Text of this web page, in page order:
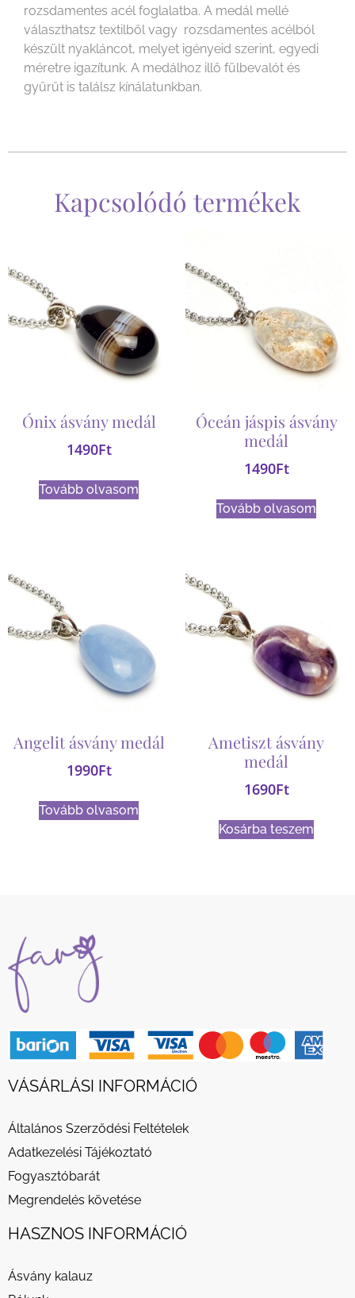
rozsdamentes acél foglalatba. A medál mellé
választhatsz textilből vagy rozsdamentes acélból
készült nyakláncot, melyet igényeid szerint, egyedi
méretre igazítunk. A medálhoz illő fülbevalót és
gyűrűt is találsz kínálatunkban.
Kapcsolódó termékek
Ónix ásvány medál
1490Ft
Tovább olvasom
Óceán jáspis ásvány
medál
1490Ft
Tovább olvasom
Angelit ásvány medál
1990Ft
Tovább olvasom
Ametiszt ásvány
medál
1690Ft
Kosárba teszem
VÁSÁRLÁSI INFORMÁCIÓ
Általános Szerződési Feltételek
Adatkezelési Tájékoztató
Fogyasztóbarát
Megrendelés követése
HASZNOS INFORMÁCIÓ
Ásvány kalauz